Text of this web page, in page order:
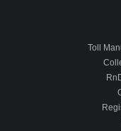
Toll